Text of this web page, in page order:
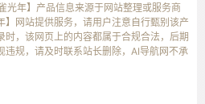
光年】产品信息来源于网站整理或服务商
】网站提供服务，请用户注意自行甄别该产
时，该网页上的内容都属于合规合法，后期
违规，请及时联系站长删除，AI导航网不承